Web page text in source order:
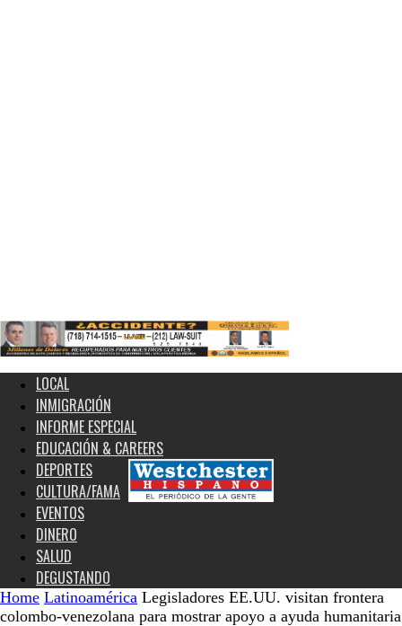
LOCAL
INMIGRACIÓN
INFORME ESPECIAL
EDUCACIÓN & CAREERS
DEPORTES
CULTURA/FAMA
EVENTOS
DINERO
SALUD
DEGUSTANDO
Home Latinoamérica Legisladores EE.UU. visitan frontera
colombo-venezolana para mostrar apoyo a ayuda humanitaria